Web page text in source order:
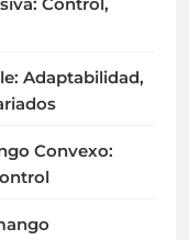
Control,
Adaptabilidad,
Convexo: